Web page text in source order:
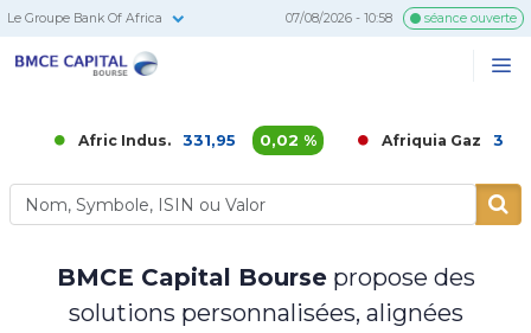
Le Groupe Bank Of Africa 07/08/2026 - 10:58 séance ouverte
Afric Indus. 331,95 0,02 % Afriquia Gaz 3 652,00
BMCE Capital Boursepropose des
solutions personnalisées, alignées